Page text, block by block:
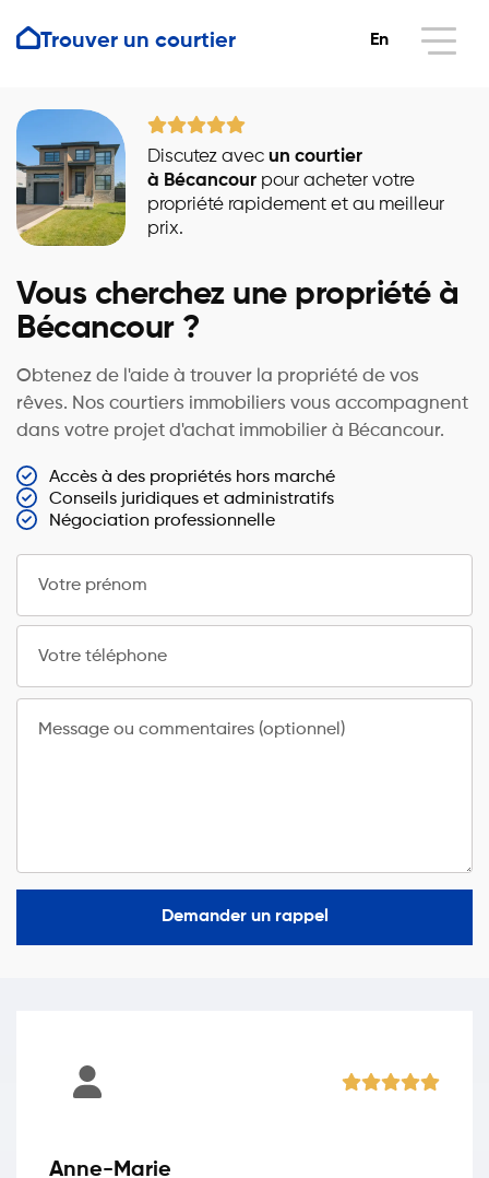
Trouver un courtier En
Discutez avec un courtier
à Bécancour pour acheter votre
propriété rapidement et au meilleur
prix.
Vous cherchez une propriété à
Bécancour ?
Obtenez de l'aide à trouver la propriété de vos
rêves. Nos courtiers immobiliers vous accompagnent
dans votre projet d'achat immobilier à Bécancour.
Accès à des propriétés hors marché
Conseils juridiques et administratifs
Négociation professionnelle
Votre prénom
Votre téléphone
Message ou commentaires (optionnel)
Demander un rappel
Anne-Marie